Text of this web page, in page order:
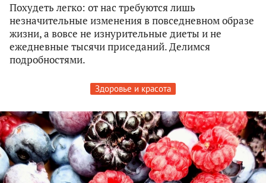
Похудеть легко: от нас требуются лишь
незначительные изменения в повседневном образе
жизни, а вовсе не изнурительные диеты и не
ежедневные тысячи приседаний. Делимся
подробностями.
Здоровье и красота